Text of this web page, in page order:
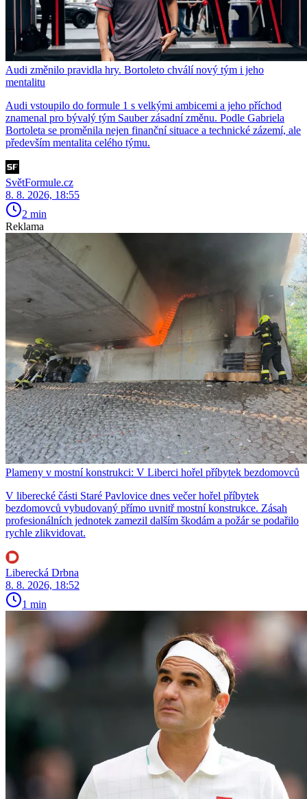
Audi změnilo pravidla hry. Bortoleto chválí nový tým i jeho
mentalitu
Audi vstoupilo do formule 1 s velkými ambicemi a jeho příchod
znamenal pro bývalý tým Sauber zásadní změnu. Podle Gabriela
Bortoleta se proměnila nejen finanční situace a technické zázemí, ale
především mentalita celého týmu.
SvětFormule.cz
8. 8. 2026, 18:55
2 min
Reklama
Plameny v mostní konstrukci: V Liberci hořel příbytek bezdomovců
V liberecké části Staré Pavlovice dnes večer hořel příbytek
bezdomovců vybudovaný přímo uvnitř mostní konstrukce. Zásah
profesionálních jednotek zamezil dalším škodám a požár se podařilo
rychle zlikvidovat.
Liberecká Drbna
8. 8. 2026, 18:52
1 min